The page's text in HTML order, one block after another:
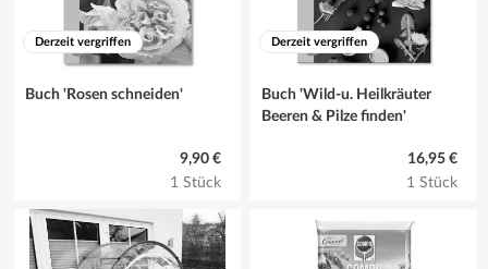
Derzeit vergriffen
Buch 'Rosen schneiden'
9,90 €
1 Stück
Derzeit vergriffen
Buch 'Wild-u. Heilkräuter
Beeren & Pilze finden'
16,95 €
1 Stück